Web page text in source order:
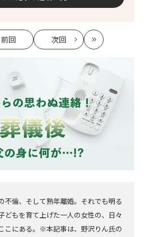
前回
へ
次回
最
不倫、そして熟年離婚。それでも明る
どもを育て上げた一人の女性の、日々
こにある。※本記事は、野沢りん氏の